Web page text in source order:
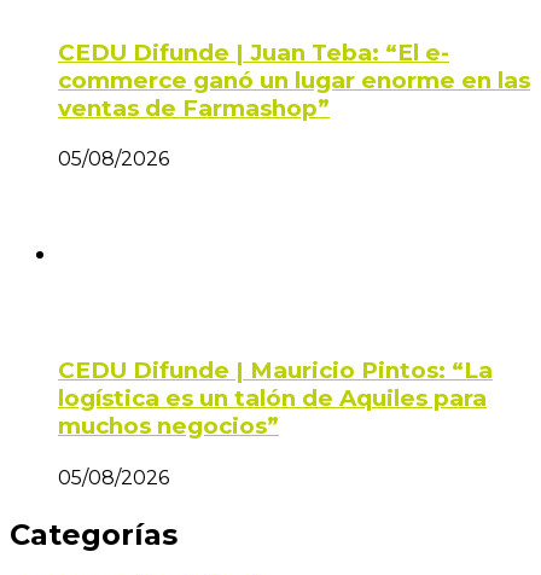
CEDU Difunde | Juan Teba: “El e-
commerce ganó un lugar enorme en las
ventas de Farmashop”
05/08/2026
CEDU Difunde | Mauricio Pintos: “La
logística es un talón de Aquiles para
muchos negocios”
05/08/2026
Categorías